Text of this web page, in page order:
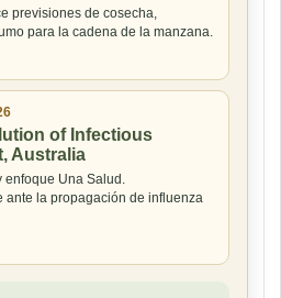
previsiones de cosecha,
para la cadena de la manzana.
of Infectious
Australia
enfoque Una Salud.
ante la propagación de influenza